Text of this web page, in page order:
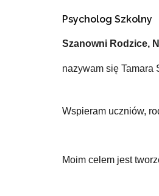
Psycholog Szkolny
Szanowni Rodzice,
nazywam się Tamara
Wspieram uczniów,
Moim celem jest